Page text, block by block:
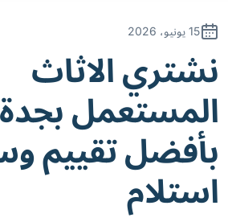
15 يونيو، 2026
نشتري الاثاث
المستعمل بجدة
بأفضل تقييم
استلام